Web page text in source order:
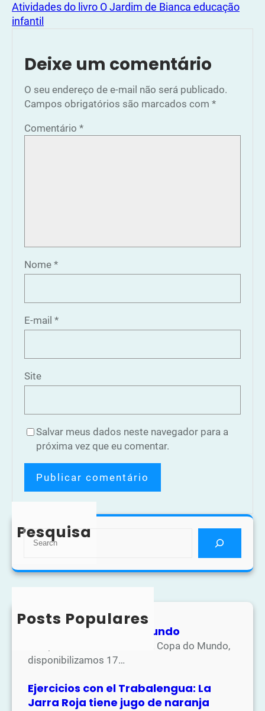
Atividades do livro O Jardim de Bianca educação
infantil
Deixe um comentário
O seu endereço de e-mail não será publicado.
Campos obrigatórios são marcados com *
Comentário *
Nome *
E-mail *
Site
Salvar meus dados neste navegador para a
próxima vez que eu comentar.
Pesquisa
S
r
Posts Populares
Atividades Copa do Mundo
Na apostila de atividades da Copa do Mundo,
disponibilizamos 17…
Ejercicios con el Trabalengua: La
Jarra Roja tiene jugo de naranja